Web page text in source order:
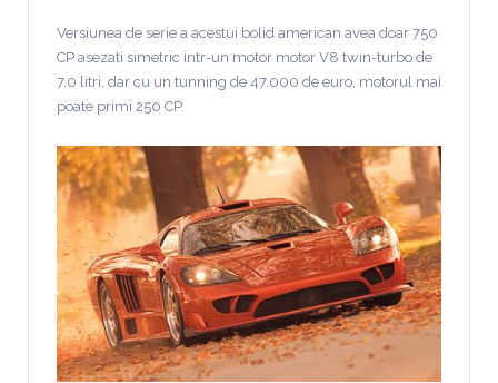
Versiunea de serie a acestui bolid american avea doar 750
CP asezati simetric intr-un motor motor V8 twin-turbo de
7.0 litri, dar cu un tunning de 47.000 de euro, motorul mai
poate primi 250 CP.